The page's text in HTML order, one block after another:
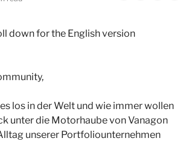
down for the English version
los in der Welt und wie immer wollen
unter die Motorhaube von Vanagon
unserer Portfoliounternehmen